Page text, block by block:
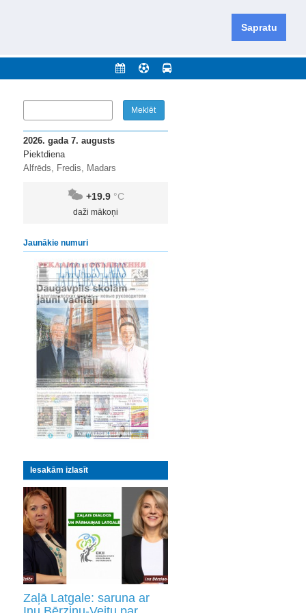
Sapratu
novadu un apkārtējos novadus un pilsētas.
2026. gada 7. augusts
Piektdiena
Alfrēds, Fredis, Madars
+19.9 °C
daži mākoņi
Jaunākie numuri
Iesakām izlasīt
Zaļā Latgale: saruna ar